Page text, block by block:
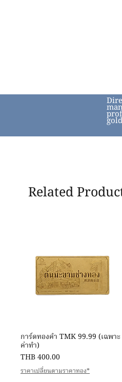
Related
Quick View
การ์ดทองคำ TMK 99.99 (เฉพาะ
ค่าทำ)
Price
THB 400.00
ราคาเปลี่ยนตามราคาทอง*